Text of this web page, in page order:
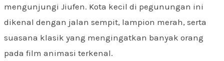
mengunjungi Jiufen. Kota kecil di pegunungan ini
dikenal dengan jalan sempit, lampion merah, serta
suasana klasik yang mengingatkan banyak orang
pada film animasi terkenal.